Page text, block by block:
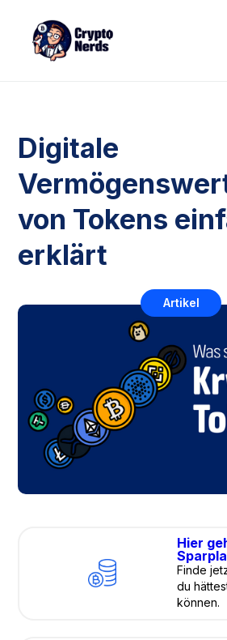
Digitale
von Tokens
erklärt
Artikel
Hier
Finde
du
können.